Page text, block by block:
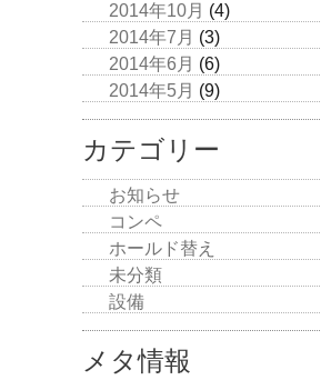
2014年10月 (4)
2014年7月 (3)
2014年6月 (6)
2014年5月 (9)
カテゴリー
お知らせ
コンペ
ホールド替え
未分類
設備
メタ情報